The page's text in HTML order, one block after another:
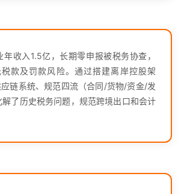
收入1.5亿，长期零申报被税务协查，
款及罚款风险。通过搭建离岸控股架
应链系统、规范四流（合同/货物/资金/发
了历史税务问题，规范跨境出口和会计